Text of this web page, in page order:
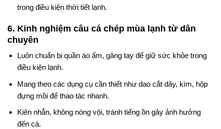
trong điều kiện thời tiết lạnh.
6. Kinh nghiệm câu cá chép mùa lạnh từ dân
chuyên
Luôn chuẩn bị quần áo ấm, găng tay để giữ sức khỏe trong
điều kiện lạnh.
Mang theo các dụng cụ cần thiết như dao cắt dây, kìm, hộp
đựng mồi để thao tác nhanh.
Kiên nhẫn, không nóng vội, tránh tiếng ồn gây ảnh hưởng
đến cá.